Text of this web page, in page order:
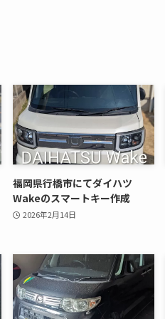
福岡県行橋市にてダイハツ
Wakeのスマートキー作成
2026年2月14日